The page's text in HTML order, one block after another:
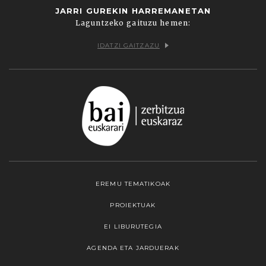
JARRI GUREKIN HARREMANETAN
Laguntzeko gaituzu hemen:
IDATZI GAITZAZU
EREMU TEMATIKOAK
PROIEKTUAK
EI LIBURUTEGIA
AGENDA ETA JARDUERAK